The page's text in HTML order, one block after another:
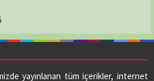
yayınlanan tüm içerikler, internet